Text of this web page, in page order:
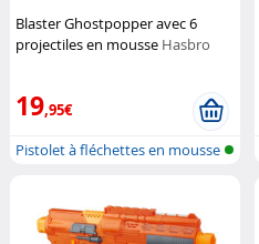
Blaster Ghostpopper avec 6
projectiles en mousse Hasbro
19,95€
Pistolet à fléchettes en mousse